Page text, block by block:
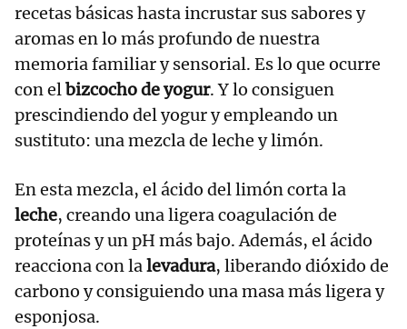
recetas básicas hasta incrustar sus sabores y
aromas en lo más profundo de nuestra
memoria familiar y sensorial. Es lo que ocurre
con elbizcocho de yogur. Y lo consiguen
prescindiendo del yogur y empleando un
sustituto: una mezcla de leche y limón.
En esta mezcla, el ácido del limón corta la
leche, creando una ligera coagulación de
proteínas y un pH más bajo. Además, el ácido
reacciona con lalevadura, liberando dióxido de
carbono y consiguiendo una masa más ligera y
esponjosa.